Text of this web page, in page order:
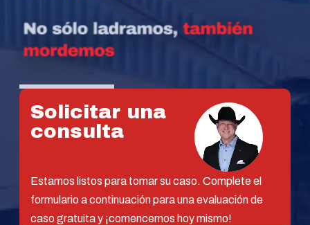
Solicitar una
consulta
Estamos listos para tomar su caso. Complete el
formulario a continuación para una evaluación de
caso gratuita y ¡comencemos hoy mismo!